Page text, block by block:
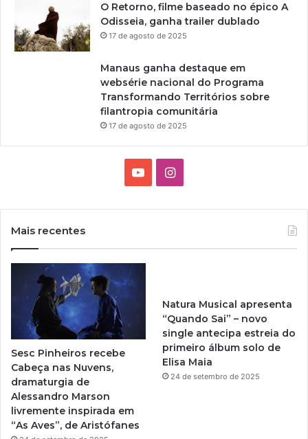
O Retorno, filme baseado no épico A
Odisseia, ganha trailer dublado
17 de agosto de 2025
Manaus ganha destaque em
websérie nacional do Programa
Transformando Territórios sobre
filantropia comunitária
17 de agosto de 2025
e
I
g
r
a
Mais recentes
Sesc Pinheiros recebe
Cabeça nas Nuvens,
dramaturgia de
Alessandro Marson
livremente inspirada em
“As Aves”, de Aristófanes
Natura Musical apresenta
“Quando Sai” – novo
single antecipa estreia do
primeiro álbum solo de
Elisa Maia
24 de setembro de 2025